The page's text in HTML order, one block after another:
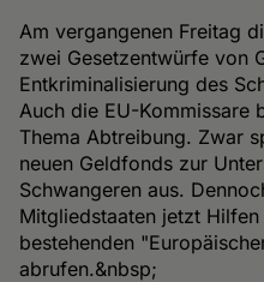
Am vergangenen Freitag
zwei Gesetzentwürfe von
Entkriminalisierung des
Auch die EU-Kommissare
Thema Abtreibung. Zwar
neuen Geldfonds zur
Schwangeren aus.
Mitgliedstaaten jetzt
bestehenden
abrufen.&nbsp;